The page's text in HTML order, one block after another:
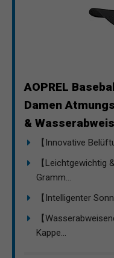
AOPREL
Damen
&
【Innovative
【Leichtgewichtig
Gramm...
【Intelligenter
【
Kappe...